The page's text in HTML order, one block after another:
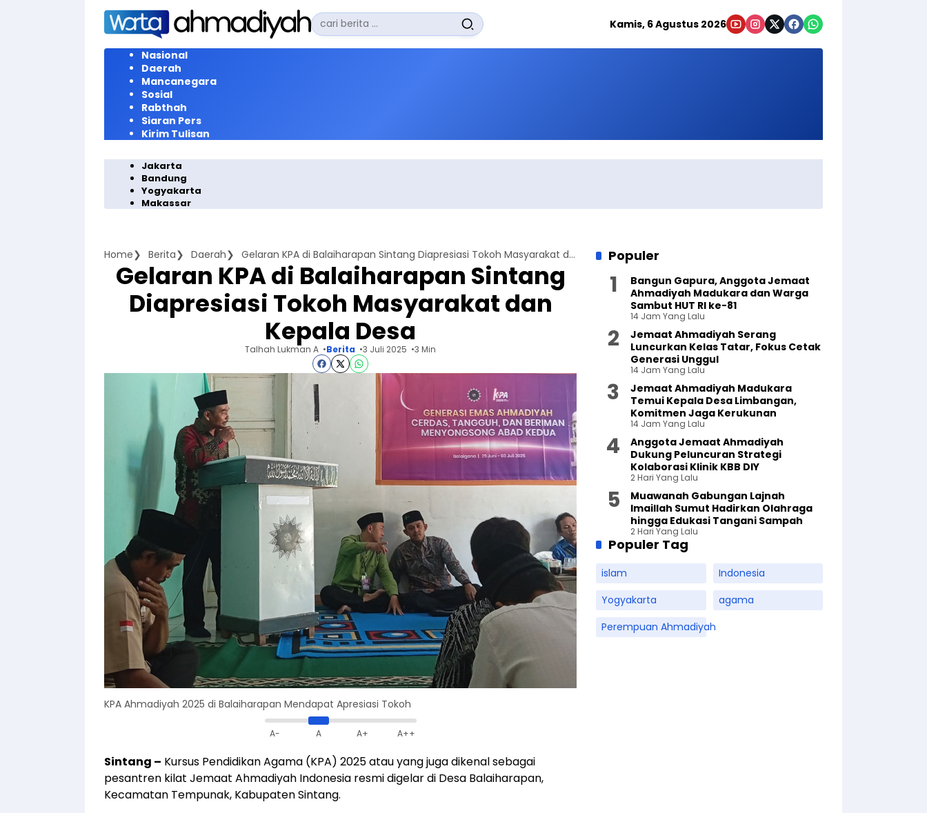
Langsung
konten
Pencarian
untuk:
Kamis, 6 Agustus 2026
Nasional
Daerah
Mancanegara
Sosial
Rabthah
Siaran Pers
Kirim Tulisan
Jakarta
Bandung
Yogyakarta
Makassar
Home Berita Daerah Gelaran KPA di Balaiharapan Sintang Diapresiasi Tokoh Masyarakat dan Kepala Desa
Gelaran KPA di Balaiharapan Sintang
Diapresiasi Tokoh Masyarakat dan
Kepala Desa
Talhah Lukman A Berita 3 Juli 2025 3 Min
KPA Ahmadiyah 2025 di Balaiharapan Mendapat Apresiasi Tokoh
A- A A+ A++
Sintang – Kursus Pendidikan Agama (KPA) 2025 atau yang juga dikenal sebagai
pesantren kilat Jemaat Ahmadiyah Indonesia resmi digelar di Desa Balaiharapan,
Kecamatan Tempunak, Kabupaten Sintang.
Populer
Bangun Gapura, Anggota Jemaat
Ahmadiyah Madukara dan Warga
Sambut HUT RI ke-81
14 Jam Yang Lalu
Jemaat Ahmadiyah Serang
Luncurkan Kelas Tatar, Fokus Cetak
Generasi Unggul
14 Jam Yang Lalu
Jemaat Ahmadiyah Madukara
Temui Kepala Desa Limbangan,
Komitmen Jaga Kerukunan
14 Jam Yang Lalu
Anggota Jemaat Ahmadiyah
Dukung Peluncuran Strategi
Kolaborasi Klinik KBB DIY
2 Hari Yang Lalu
Muawanah Gabungan Lajnah
Imaillah Sumut Hadirkan Olahraga
hingga Edukasi Tangani Sampah
2 Hari Yang Lalu
Populer Tag
islam
Indonesia
Yogyakarta
agama
Perempuan Ahmadiyah